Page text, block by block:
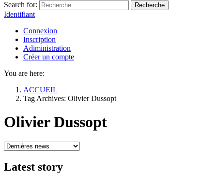
Search for:
Recherche
Identifiant
Connexion
Inscription
Adiministration
Créer un compte
You are here:
ACCUEIL
Tag Archives: Olivier Dussopt
Olivier Dussopt
Latest story